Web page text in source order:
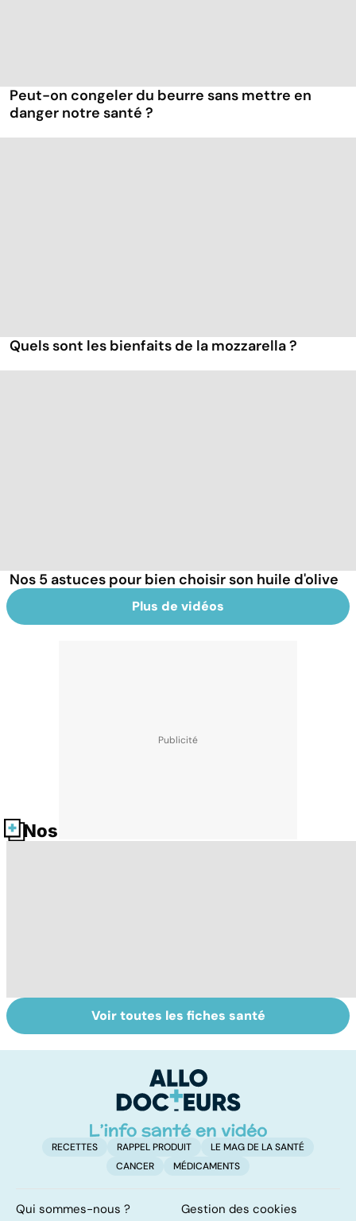
Peut-on congeler du beurre sans mettre en
danger notre santé ?
Quels sont les bienfaits de la mozzarella ?
Nos 5 astuces pour bien choisir son huile d'olive
Plus de vidéos
Nos fiches santé
Les agrumes et
leurs bienfaits
Alimentation :
mangeons-nous
protéines ?
Voir toutes les fiches santé
RECETTES RAPPEL PRODUIT
LE MAG DE LA SANTÉ
CANCER
MÉDICAMENTS
Qui sommes-nous ? Gestion des cookies